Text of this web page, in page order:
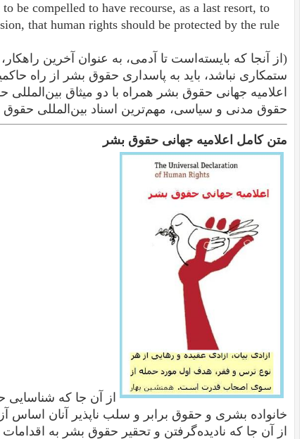
be compelled to have recourse, as a last resort, to
that human rights should be protected by the rule
(از آنجا که بایسته‌است تا آدمی، به عنوان آخرین
ستمکاری نباشد، باید به پاسداری حقوق بشر از راه
اعلامیه جهانی حقوق بشر همراه با دو میثاق
حقوق مدنی و سیاسی، مهم‌ترین اسناد بین‌المللی
متن کامل اعلامیه جهانی حقوق بشر
از آن جا که شناسایی
خانواده بشری و حقوق برابر و سلب ناپذیر آنان
از آن جا که نادیده‌گرفتن و تحقیر حقوق بشر به